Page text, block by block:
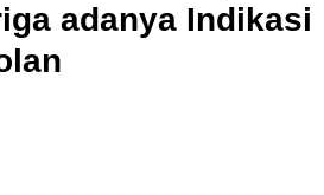
adanya Indikasi